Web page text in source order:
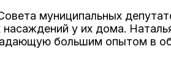
муниципальных
у их дома.
большим опытом в